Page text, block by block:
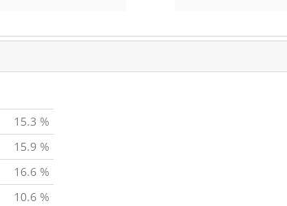
15.3 %
15.9 %
16.6 %
10.6 %